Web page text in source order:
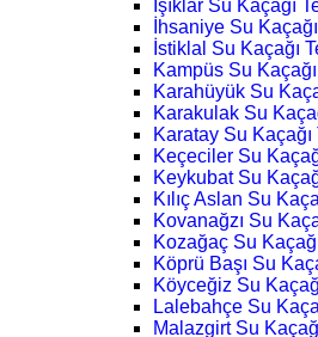
Işıklar Su Kaçağı
İhsaniye Su
İstiklal Su Kaçağı
Kampüs Su
Karahüyük Su
Karakulak Su
Karatay Su Kaçağı
Keçeciler Su
Keykubat Su
Kılıç Aslan Su
Kovanağzı Su
Kozağaç Su
Köprü Başı Su
Köyceğiz Su
Lalebahçe Su
Malazgirt Su